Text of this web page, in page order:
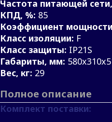
Частота питающей
КПД, %: 85
Коэффициент
Класс изоляции: F
Класс защиты: IP21S
Габариты, мм:
Вес, кг: 29
Полное описание
Комплект поставки: